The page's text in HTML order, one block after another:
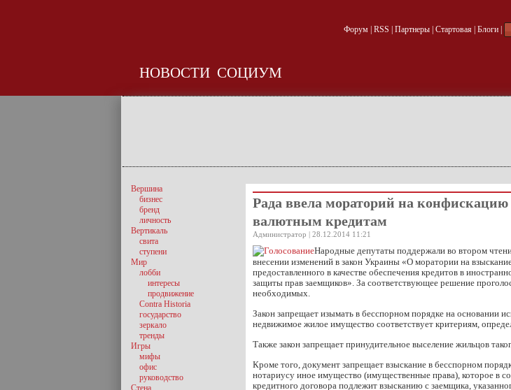
Форум| RSS Партнеры| Стартовая| Блоги|
НОВОСТИ СОЦИУМ
Рада ввела мораторий на
валютным кредитам
Администратор | 28.12.2014 11:21
Народные депутаты поддержали во втором
внесении изменений в закон Украины «О моратории на
предоставленного в качестве обеспечения кредитов в
защиты прав заемщиков». За соответствующее решение
необходимых.
Закон запрещает изымать в бесспорном порядке на основании
недвижимое жилое имущество соответствует критериям,
Также закон запрещает принудительное выселение жильцов
Кроме того, документ запрещает взыскание в бесспорном
нотариусу иное имущество (имущественные права), которое в
кредитного договора подлежит взысканию с заемщика,
Вершина
бизнес
бренд
личность
Вертикаль
свита
ступени
Мир
лобби
интересы
продвижение
Contra Historia
государство
зеркало
тренды
Игры
мифы
офис
руководство
Стена